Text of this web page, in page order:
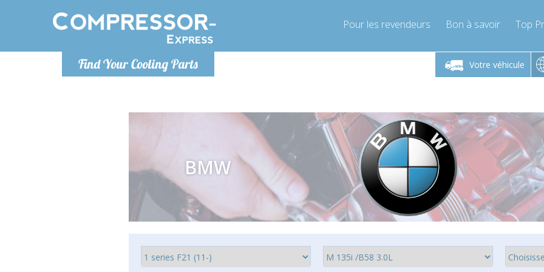
Find Your Cooling Parts
Pour les revendeurs Bon à savoir Top
Votre véhicule
Lundi-Vendredi 9h-17h Lundi-Vendredi 9h-17h
info@compressor-express.fr
Lundi-
BMW